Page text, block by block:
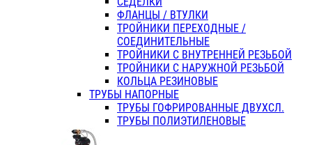
ФЛАНЦЫ / ВТУЛКИ
ТРОЙНИКИ ПЕРЕХОДНЫЕ /
СОЕДИНИТЕЛЬНЫЕ
ТРОЙНИКИ С ВНУТРЕННЕЙ РЕЗЬБОЙ
ТРОЙНИКИ С НАРУЖНОЙ РЕЗЬБОЙ
КОЛЬЦА РЕЗИНОВЫЕ
ТРУБЫ НАПОРНЫЕ
ТРУБЫ ГОФРИРОВАННЫЕ ДВУХСЛ.
ТРУБЫ ПОЛИЭТИЛЕНОВЫЕ